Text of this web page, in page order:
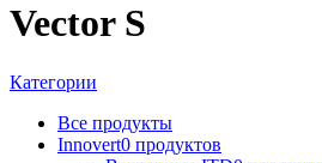
Vector S
Категории
Все продукты
Innovert0 продуктов